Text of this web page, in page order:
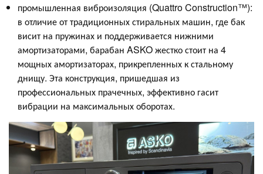
промышленная виброизоляция (Quattro Construction™):
в отличие от традиционных стиральных машин, где бак
висит на пружинах и поддерживается нижними
амортизаторами, барабан ASKO жестко стоит на 4
мощных амортизаторах, прикрепленных к стальному
днищу. Эта конструкция, пришедшая из
профессиональных прачечных, эффективно гасит
вибрации на максимальных оборотах.